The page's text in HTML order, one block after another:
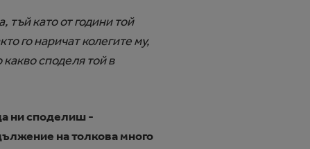
тъй като от години той
го наричат колегите му,
споделя той в
ни споделиш -
на толкова много